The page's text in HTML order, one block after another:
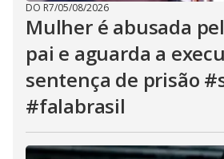
DO R7/05/08/2026
Mulher é abusada
pai e aguarda a
sentença de prisão
#falabrasil